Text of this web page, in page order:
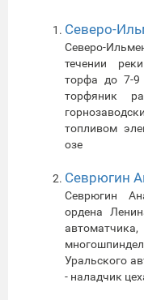
Северо-
Северо-
течении
торфа до 7-9
торфяник
топливом
озе
Севрюгин
Севрюгин
ордена
Уральского
- наладчик